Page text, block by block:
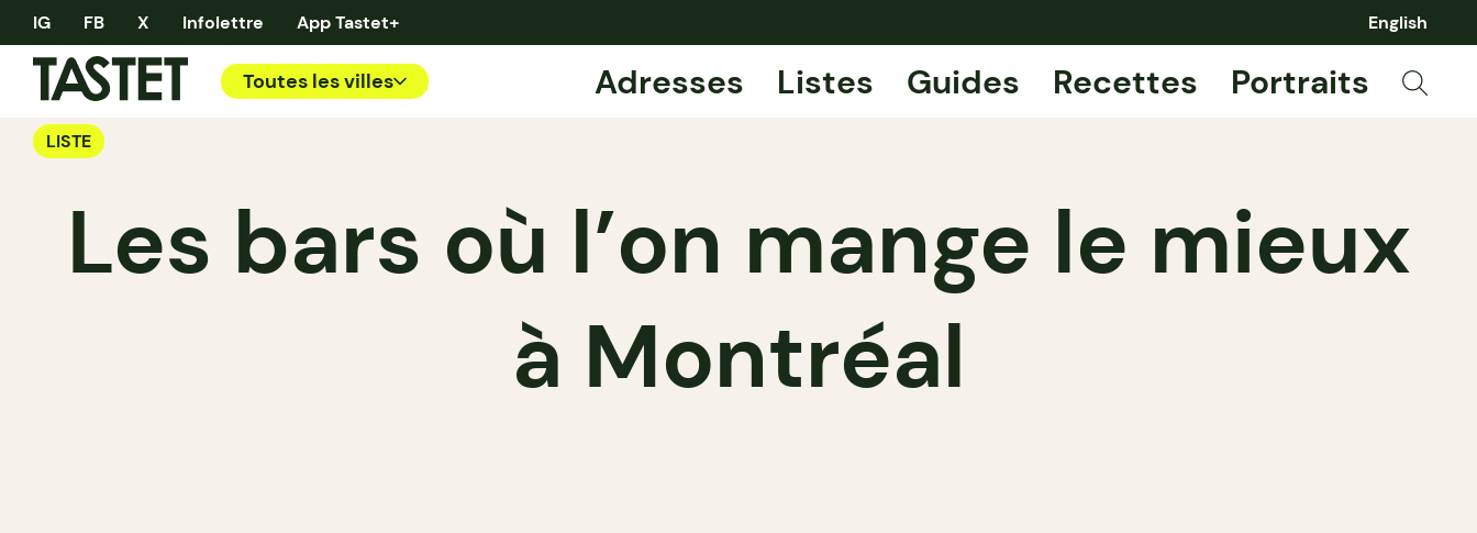
IG FB X Infolettre App Tastet+ English
Toutes les villes Adresses Listes Guides Recettes Portraits
LISTE
Les bars où l’on mange le mieux
à Montréal